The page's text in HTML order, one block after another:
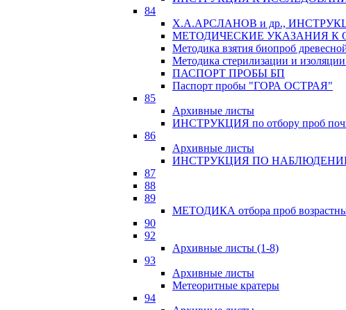
84
Х.А.АРСЛАНОВ и др.,
МЕТОДИЧЕСКИЕ УКАЗАНИЯ К
Методика взятия биопроб
Методика стерилизации и изоляции
ПАСПОРТ ПРОБЫ БП
Паспорт пробы "ГОРА ОСТРАЯ"
85
Архивные листы
ИНСТРУКЦИЯ по отбору проб
86
Архивные листы
ИНСТРУКЦИЯ ПО
87
88
89
МЕТОДИКА отбора проб
90
92
Архивные листы (1-8)
93
Архивные листы
Метеоритные кратеры
94